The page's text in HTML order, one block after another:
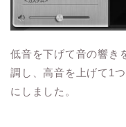
低音を下げて音の響き
調し、高音を上げて1
にしました。